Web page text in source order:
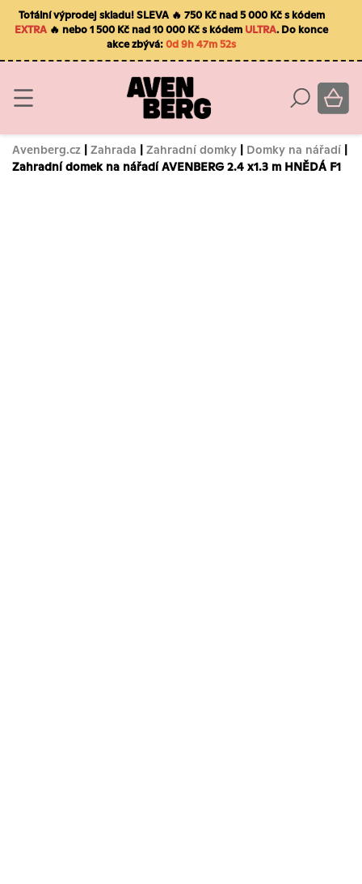
Totální výprodej skladu! SLEVA 🔥 750 Kč nad 5 000 Kč s kódem
EXTRA 🔥 nebo 1 500 Kč nad 10 000 Kč s kódem ULTRA. Do konce
akce zbývá:0d 9h 47m 51s
Avenberg.cz | Zahrada | Zahradní domky | Domky na nářadí |
Zahradní domek na nářadí AVENBERG 2.4 x1.3 m HNĚDÁ F1